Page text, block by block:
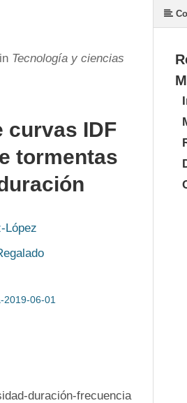
Tecnología y ciencias
curvas IDF
tormentas
López
2019-06-01
duración-frecuencia